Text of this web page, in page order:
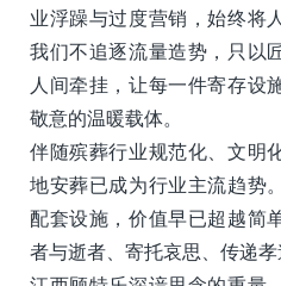
业浮躁与过度营销，始终将
我们不追逐流量造势，只以
人间牵挂，让每一件寄存设
敬意的温暖载体。
伴随殡葬行业规范化、文明
地安葬已成为行业主流趋势
配套设施，价值早已超越简
者与逝者、寄托哀思、传递孝